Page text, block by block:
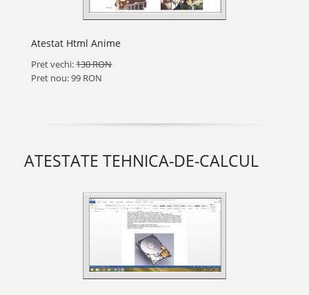
Atestat Html Anime
Pret vechi:130 RON
Pret nou: 99 RON
ATESTATE TEHNICA-DE-CALCUL